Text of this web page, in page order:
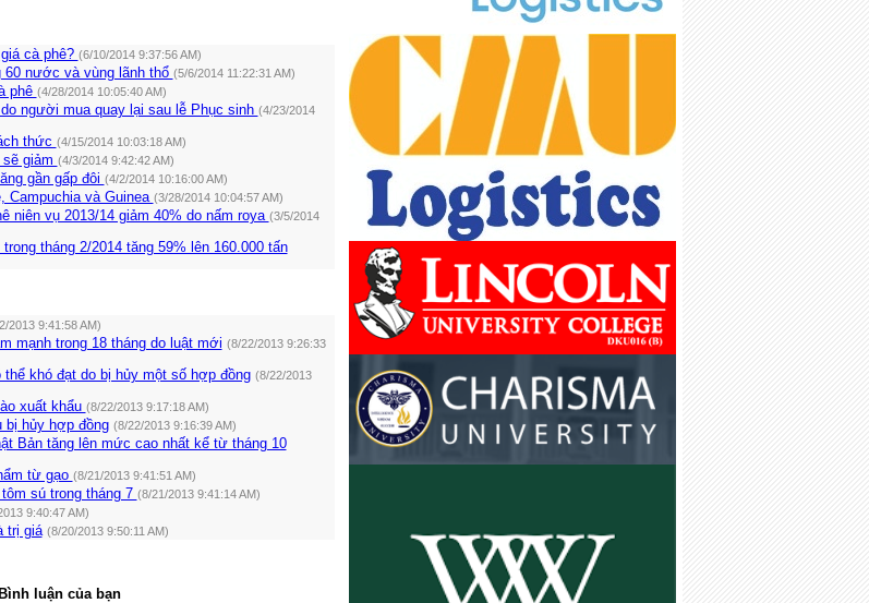
cà phê? (6/10/2014 9:37:56 AM)
60 nước và vùng lãnh thổ (5/6/2014 11:22:31 AM)
phê (4/28/2014 10:05:40 AM)
người mua quay lại sau lễ Phục sinh (4/23/2014
thức (4/15/2014 10:03:18 AM)
giảm (4/3/2014 9:42:42 AM)
gần gấp đôi (4/2/2014 10:16:00 AM)
Campuchia và Guinea (3/28/2014 10:04:57 AM)
niên vụ 2013/14 giảm 40% do nấm roya (3/5/2014
tháng 2/2014 tăng 59% lên 160.000 tấn
2013 9:41:58 AM)
mạnh trong 18 tháng do luật mới (8/22/2013 9:26:33
khó đạt do bị hủy một số hợp đồng (8/22/2013
xuất khẩu (8/22/2013 9:17:18 AM)
bị hủy hợp đồng (8/22/2013 9:16:39 AM)
Bản tăng lên mức cao nhất kể từ tháng 10
từ gạo (8/21/2013 9:41:51 AM)
sú trong tháng 7 (8/21/2013 9:41:14 AM)
9:40:47 AM)
trị giá (8/20/2013 9:50:11 AM)
Bình luận của bạn